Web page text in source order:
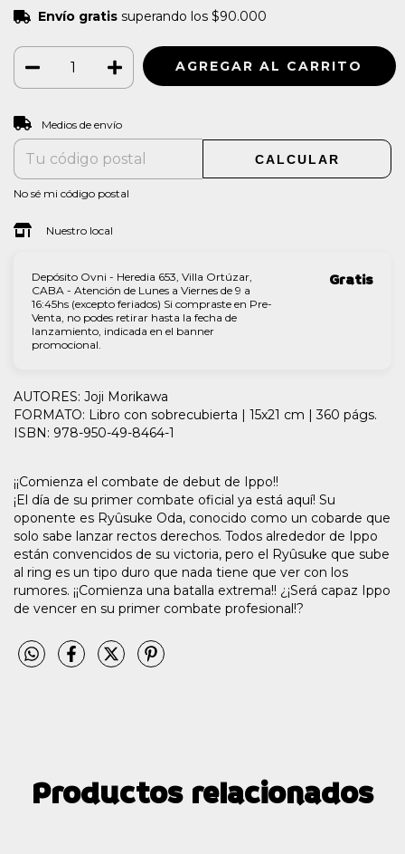
Envío gratis superando los $90.000
Entregas para el CP:
Medios de envío
CALCULAR
No sé mi código postal
Nuestro local
Depósito Ovni - Heredia 653, Villa Ortúzar,
CABA - Atención de Lunes a Viernes de 9 a
16:45hs (excepto feriados) Si compraste en Pre-
Venta, no podes retirar hasta la fecha de
lanzamiento, indicada en el banner
promocional.
Gratis
AUTORES: Joji Morikawa
FORMATO: Libro con sobrecubierta | 15x21 cm | 360 págs.
ISBN: 978-950-49-8464-1
¡¡Comienza el combate de debut de Ippo!!
¡El día de su primer combate oficial ya está aquí! Su
oponente es Ryûsuke Oda, conocido como un cobarde que
solo sabe lanzar rectos derechos. Todos alrededor de Ippo
están convencidos de su victoria, pero el Ryûsuke que sube
al ring es un tipo duro que nada tiene que ver con los
rumores. ¡¡Comienza una batalla extrema!! ¿¡Será capaz Ippo
de vencer en su primer combate profesional!?
Productos relacionados